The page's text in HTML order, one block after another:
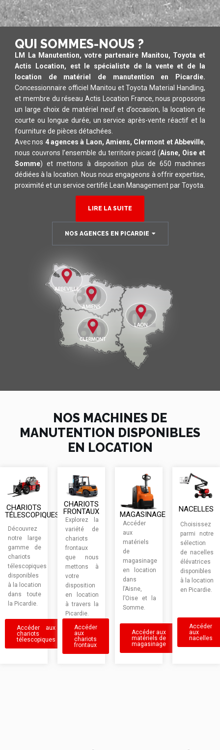
QUI SOMMES-NOUS ?
LM La Manutention, votre partenaire Manitou, Toyota et
Actis Location, est le spécialiste de la vente et de la
location de matériel de manutention en Picardie.
Concessionnaire officiel Manitou et Toyota Material Handling,
et membre du réseau Actis Location France, nous proposons
un large choix de matériel neuf et d’occasion, la location de
courte ou longue durée, un service après-vente réactif et la
fourniture de pièces détachées.
Avec nos 4 agences à Laon, Amiens, Clermont et Abbeville,
nous couvrons l’ensemble du territoire picard (Aisne, Oise et
Somme) et mettons à disposition plus de 650 machines
dédiées à la location. Nous nous engageons à offrir expertise,
proximité et un service certifié Lean Management par Toyota.
LIRE LA SUITE
NOS AGENCES EN PICARDIE
NOS MACHINES DE
MANUTENTION DISPONIBLES
EN LOCATION
CHARIOTS
TÉLESCOPIQUES
Découvrez
notre large
gamme de
chariots
télescopiques
disponibles
à la location
dans toute
la Picardie.
Accéder aux
chariots
télescopiques
CHARIOTS
FRONTAUX
Explorez la
variété de
chariots
frontaux
que nous
mettons à
votre
disposition
en location
à travers la
Picardie.
Accéder
aux
chariots
frontaux
MAGASINAGE
Accéder
aux
matériels
de
magasinage
en location
dans
l’Aisne,
l’Oise et la
Somme.
Accéder aux
matériels de
magasinage
NACELLES
Choisissez
parmi notre
sélection
de nacelles
élévatrices
disponibles
à la location
en Picardie.
Accéder
aux
nacelles